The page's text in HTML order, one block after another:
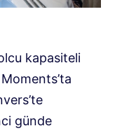
kapasiteli
günde